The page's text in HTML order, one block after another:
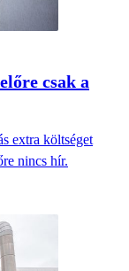
csak a
extra költséget
nincs hír.